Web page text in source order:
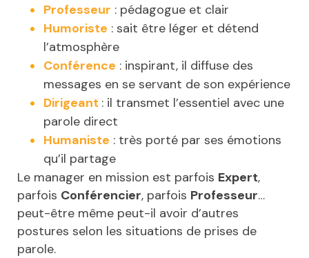
Professeur : pédagogue et clair
Humoriste : sait être léger et détend
l’atmosphère
Conférence : inspirant, il diffuse des
messages en se servant de son expérience
Dirigeant : il transmet l’essentiel avec une
parole direct
Humaniste : très porté par ses émotions
qu’il partage
Le manager en mission est parfois Expert,
parfois Conférencier, parfois Professeur…
peut-être même peut-il avoir d’autres
postures selon les situations de prises de
parole.